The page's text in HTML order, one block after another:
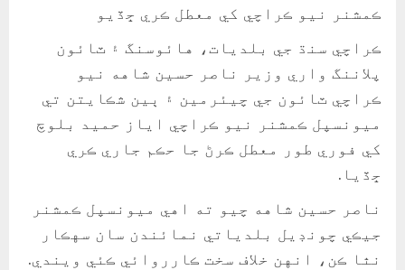
ڪمشنر نيو ڪراچي کي معطل ڪري ڇڏيو
ڪراچي سنڌ جي بلديات، هائوسنگ ۽ ٽائون
پلاننگ واري وزير ناصر حسين شاهه نيو
ڪراچي ٽائون جي چيئرمين ۽ ٻين شڪايتن تي
ميونسپل ڪمشنر نيو ڪراچي اياز حميد بلوچ
کي فوري طور معطل ڪرڻ جا حڪم جاري ڪري
ڇڏيا.
ناصر حسين شاهه چيو ته اهي ميونسپل ڪمشنر
جيڪي چونڊيل بلدياتي نمائندن سان سهڪار
نٿا ڪن، انهن خلاف سخت ڪارروائي ڪئي ويندي.